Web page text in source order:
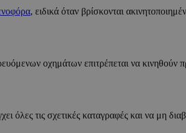
, ειδικά όταν βρίσκονται
οχημάτων επιτρέπεται να κινηθούν
όλες τις σχετικές καταγραφές και να μη